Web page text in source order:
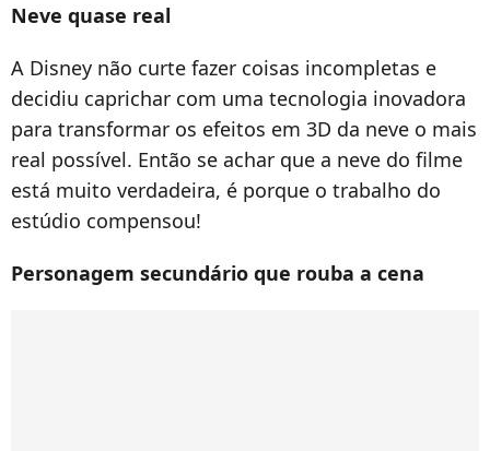
Neve quase real
A Disney não curte fazer coisas incompletas e
decidiu caprichar com uma tecnologia inovadora
para transformar os efeitos em 3D da neve o mais
real possível. Então se achar que a neve do filme
está muito verdadeira, é porque o trabalho do
estúdio compensou!
Personagem secundário que rouba a cena